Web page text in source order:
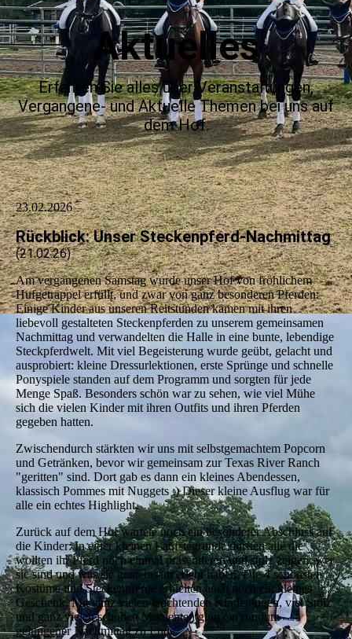
Aktuelles
Erfahren Sie alles über Veranstaltungen,
Vergangene- und Aktuelle Themen bei uns auf
dem Hof.
23.02.2026
Rückblick: Unser Steckenpferd-Nachmittag
(21.02.26)
Am vergangenen Samstag wurde unser Hof von fröhlichem
Hufgetrappel erfüllt, und zwar von ganz besonderen Pferden:
Einige Kinder aus unseren Reitstunden kamen mit ihren
liebevoll gestalteten Steckenpferden zu unserem gemeinsamen
Nachmittag und verwandelten die Halle in eine bunte, lebendige
Steckpferdwelt. Mit viel Begeisterung wurde geübt, gelacht und
ausprobiert: kleine Dressurlektionen, erste Sprünge und schnelle
Ponyspiele standen auf dem Programm und sorgten für jede
Menge Spaß. Besonders schön war zu sehen, wie viel Mühe
sich die vielen Kinder mit ihren Outfits und ihren Pferden
gegeben hatten.
Zwischendurch stärkten wir uns mit selbstgemachtem Popcorn
und Getränken, bevor wir gemeinsam zur Texas River Ranch
"geritten" sind. Dort gab es dann ein kleines Abendessen,
klassisch Pommes mit Nuggets :) Dieser kleine Ausflug war für
alle ein echtes Highlight.
Zurück auf dem Hof wartete noch ein besonderer Abschluss auf
die Kinder: In einer kleinen Laufstegrunde durften alle die
wollten ihr Pferd noch einmal präsentieren und stolz zeigen, wer
sie sind und was sie gemeinsam erlebt haben. Die 4 schönsten
Kostüme und Steckenpferde erhielten auch noch ein kleines
Geschenk. Mit ganz vielen leuchtenden Kinderaugen, viel Stolz
und ganz vielen schönen Momenten ging ein rundum
gelungener Nachmittag zu Ende.